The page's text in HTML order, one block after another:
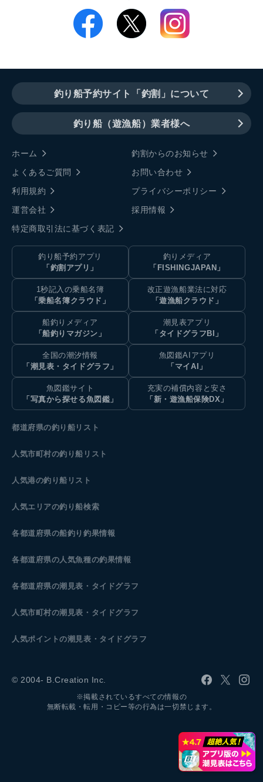
釣り船予約サイト「釣割」について
釣り船（遊漁船）業者様へ
ホーム
釣割からのお知らせ
よくあるご質問
お問い合わせ
利用規約
プライバシーポリシー
運営会社
採用情報
特定商取引法に基づく表記
釣り船予約アプリ
「釣割アプリ」
釣りメディア
「FISHINGJAPAN」
1秒記入の乗船名簿
「乗船名簿クラウド」
改正遊漁船業法に対応
「遊漁船クラウド」
船釣りメディア
「船釣りマガジン」
潮見表アプリ
「タイドグラフBI」
全国の潮汐情報
「潮見表・タイドグラフ」
魚図鑑AIアプリ
「マイAI」
魚図鑑サイト
「写真から探せる魚図鑑」
充実の補償内容と安さ
「新・遊漁船保険DX」
都道府県の釣り船リスト
人気市町村の釣り船リスト
人気港の釣り船リスト
人気エリアの釣り船検索
各都道府県の船釣り釣果情報
各都道府県の人気魚種の釣果情報
各都道府県の潮見表 ・タイドグラフ
人気市町村の潮見表・タイドグラフ
人気ポイントの潮見表・タイドグラフ
© 2004- B.Creation Inc.
※掲載されているすべての情報の
無断転載・転用・コピー等の行為は一切禁じます。